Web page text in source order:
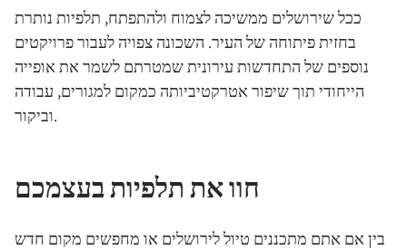
ככל שירושלים ממשיכה לצמוח ולהתפתח, תלפיות נותרת
בחזית פיתוחה של העיר. השכונה צפויה לעבור פרויקטים
נוספים של התחדשות עירונית שמטרתם לשמר את אופייה
הייחודי תוך שיפור אטרקטיביותה כמקום למגורים, עבודה
וביקור.
חוו את תלפיות בעצמכם
בין אם אתם מתכננים טיול לירושלים או מחפשים מקום חדש